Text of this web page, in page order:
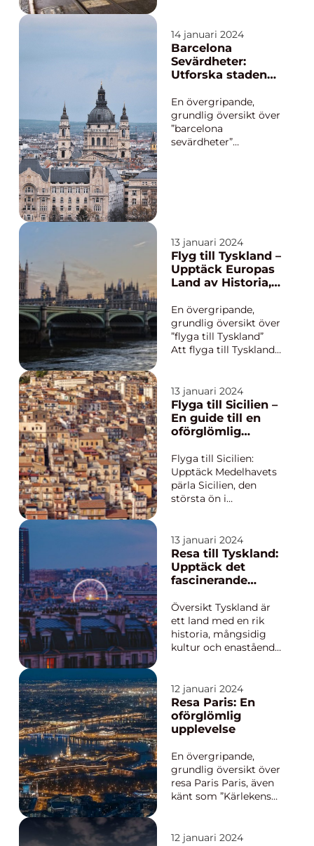
för resenärer från hela
världen. Med sitt rika
historiska arv, vackra
landskap och
lockar England
besökare me...
14 januari 2024
Barcelona
Sevärdheter:
Utforska stadens
En övergripande,
grundlig översikt över
”barcelona
sevärdheter”
sevärdheter som
lockar besökare från
hela världen. Den här
artikeln tar dig med
på en ...
13 januari 2024
Flyg till Tyskland –
Upptäck Europas
Land av Historia,
En övergripande,
grundlig översikt över
”flyga till Tyskland”
Att flyga till Tyskland
flygbolag som
erbjuder flygresor till
landet. Tyskland är
centralt beläget i
välutvecklat flygn...
13 januari 2024
Flyga till Sicilien –
En guide till en
oförglömlig
se
Flyga till Sicilien:
Upptäck Medelhavets
pärla Sicilien, den
största ön i
destination för
resenärer som längtar
efter historia,
natursköna vyer och
flyga till Sicilien är det
bekvämaste och
snabbast...
13 januari 2024
Resa till Tyskland:
Upptäck det
fascinerande
Översikt Tyskland är
ett land med en rik
historia, mångsidig
kultur och enastående
uppleva allt från
livliga storstäder som
Berlin och München
till pittoreska byar,
landskap. Landets
effekti...
12 januari 2024
Resa Paris: En
oförglömlig
upplevelse
En övergripande,
grundlig översikt över
resa Paris Paris, även
känt som ”Kärlekens
populära
12 januari 2024